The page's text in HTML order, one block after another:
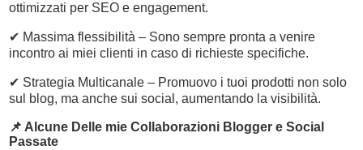
ottimizzati per SEO e engagement.
✔ Massima flessibilità – Sono sempre pronta a venire
incontro ai miei clienti in caso di richieste specifiche.
✔ Strategia Multicanale – Promuovo i tuoi prodotti non solo
sul blog, ma anche sui social, aumentando la visibilità.
📌 Alcune Delle mie Collaborazioni Blogger e Social
Passate